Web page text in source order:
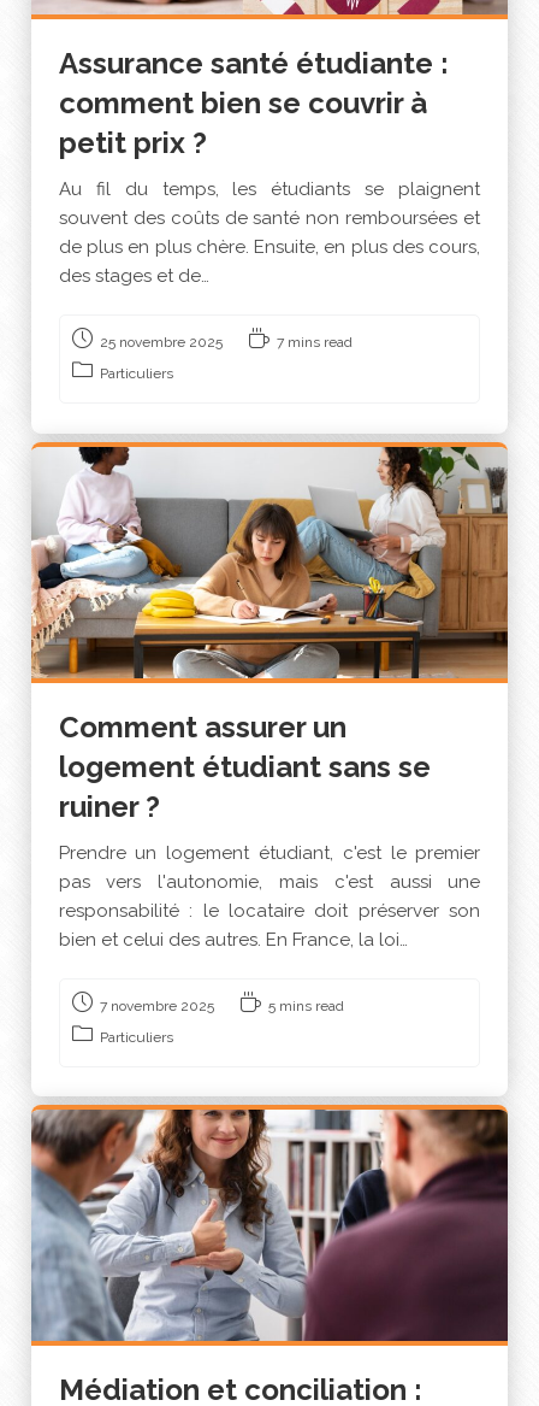
Assurance santé étudiante :
comment bien se couvrir à
petit prix ?
Au fil du temps, les étudiants se plaignent
souvent des coûts de santé non remboursées et
de plus en plus chère. Ensuite, en plus des cours,
des stages et de…
25 novembre 2025
7 mins read
Particuliers
Comment assurer un
logement étudiant sans se
ruiner ?
Prendre un logement étudiant, c'est le premier
pas vers l'autonomie, mais c'est aussi une
responsabilité : le locataire doit préserver son
bien et celui des autres. En France, la loi…
7 novembre 2025
5 mins read
Particuliers
Médiation et conciliation :